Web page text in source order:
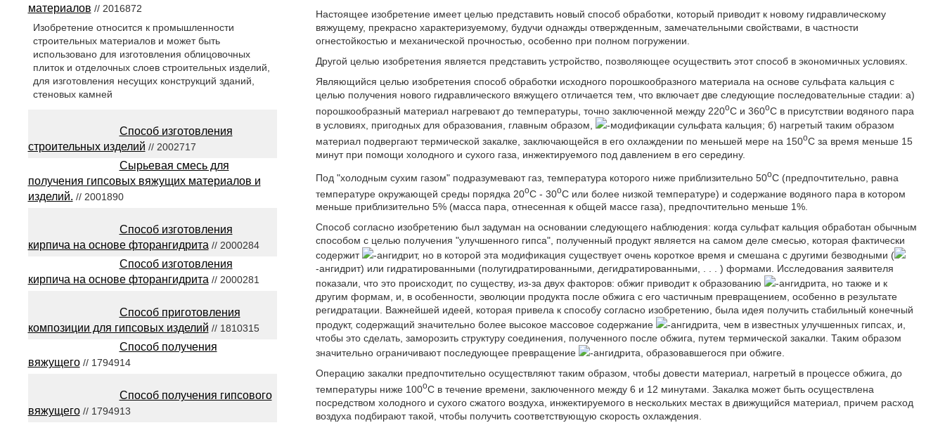
Настоящее изобретение имеет целью представить новый способ обработки, который приводит к новому гидравлическому
вяжущему, прекрасно характеризуемому, будучи однажды отвержденным, замечательными свойствами, в частности
огнестойкостью и механической прочностью, особенно при полном погружении.
Другой целью изобретения является представить устройство, позволяющее осуществить этот способ в экономичных условиях.
Являющийся целью изобретения способ обработки исходного порошкообразного материала на основе сульфата кальция с
целью получения нового гидравлического вяжущего отличается тем, что включает две следующие последовательные стадии: а)
порошкообразный материал нагревают до температуры, точно заключенной между 220oC и 360oC в присутствии водяного пара
в условиях, пригодных для образования, главным образом,
-модификации сульфата кальция; б) нагретый таким образом
материал подвергают термической закалке, заключающейся в его охлаждении по меньшей мере на 150oC за время меньше 15
минут при помощи холодного и сухого газа, инжектируемого под давлением в его середину.
Под "холодным сухим газом" подразумевают газ, температура которого ниже приблизительно 50oC (предпочтительно, равна
температуре окружающей среды порядка 20oC - 30oC или более низкой температуре) и содержание водяного пара в котором
меньше приблизительно 5% (масса пара, отнесенная к общей массе газа), предпочтительно меньше 1%.
Способ согласно изобретению был задуман на основании следующего наблюдения: когда сульфат кальция обработан обычным
способом с целью получения "улучшенного гипса", полученный продукт является на самом деле смесью, которая фактически
содержит
-ангидрит, но в которой эта модификация существует очень короткое время и смешана с другими безводными (
-ангидрит) или гидратированными (полугидратированными, дегидратированными, . . . ) формами. Исследования заявителя
показали, что это происходит, по существу, из-за двух факторов: обжиг приводит к образованию
-ангидрита, но также и к
другим формам, и, в особенности, эволюции продукта после обжига с его частичным превращением, особенно в результате
регидратации. Важнейшей идеей, которая привела к способу согласно изобретению, была идея получить стабильный конечный
продукт, содержащий значительно более высокое массовое содержание
-ангидрита, чем в известных улучшенных гипсах, и,
чтобы это сделать, заморозить структуру соединения, полученного после обжига, путем термической закалки. Таким образом
значительно ограничивают последующее превращение
-ангидрита, образовавшегося при обжиге.
Операцию закалки предпочтительно осуществляют таким образом, чтобы довести материал, нагретый в процессе обжига, до
температуры ниже 100oC в течение времени, заключенного между 6 и 12 минутами. Закалка может быть осуществлена
посредством холодного и сухого сжатого воздуха, инжектируемого в нескольких местах в движущийся материал, причем расход
воздуха подбирают такой, чтобы получить соответствующую скорость охлаждения.
материалов // 2016872
Изобретение относится к промышленности
строительных материалов и может быть
использовано для изготовления облицовочных
плиток и отделочных слоев строительных изделий,
для изготовления несущих конструкций зданий,
стеновых камней
Способ изготовления
строительных изделий // 2002717
Сырьевая смесь для
получения гипсовых вяжущих материалов и
изделий. // 2001890
Способ изготовления
кирпича на основе фторангидрита// 2000284
Способ изготовления
кирпича на основе фторангидрита// 2000281
Способ приготовления
композиции для гипсовых изделий // 1810315
Способ получения
вяжущего// 1794914
Способ получения гипсового
вяжущего// 1794913